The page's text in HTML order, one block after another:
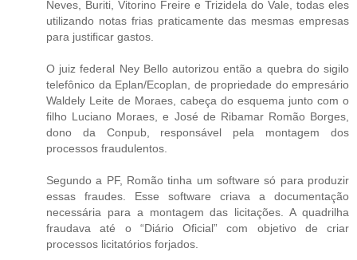
Neves, Buriti, Vitorino Freire e Trizidela do Vale, todas eles
utilizando notas frias praticamente das mesmas empresas
para justificar gastos.
O juiz federal Ney Bello autorizou então a quebra do sigilo
telefônico da Eplan/Ecoplan, de propriedade do empresário
Waldely Leite de Moraes, cabeça do esquema junto com o
filho Luciano Moraes, e José de Ribamar Romão Borges,
dono da Conpub, responsável pela montagem dos
processos fraudulentos.
Segundo a PF, Romão tinha um software só para produzir
essas fraudes. Esse software criava a documentação
necessária para a montagem das licitações. A quadrilha
fraudava até o “Diário Oficial” com objetivo de criar
processos licitatórios forjados.